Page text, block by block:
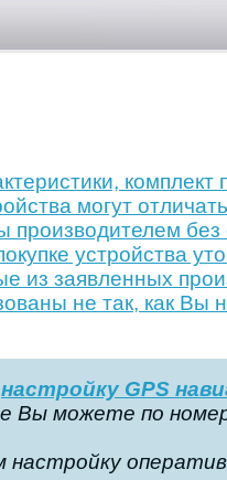
комплект
могут
производителем без
устройства
из заявленных
не так, как Вы
настройку GPS
Вы можете по
настройку